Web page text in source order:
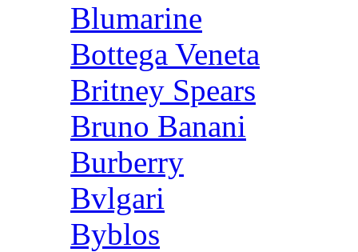
Blumarine
Bottega Veneta
Britney Spears
Bruno Banani
Burberry
Bvlgari
Byblos